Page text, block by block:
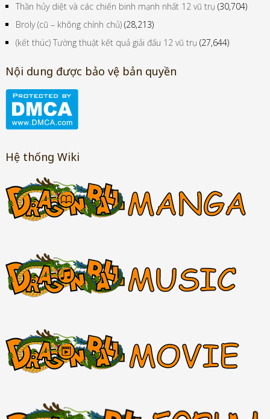
Thần hủy diệt và các chiến binh mạnh nhất 12 vũ trụ (30,704)
Broly (cũ – không chính chủ) (28,213)
(kết thúc) Tường thuật kết quả giải đấu 12 vũ trụ (27,644)
Nội dung được bảo vệ bản quyền
Hệ thống Wiki